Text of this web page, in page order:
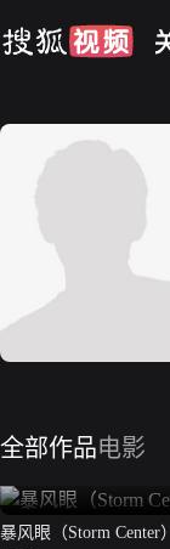
全部作品电影
暴风眼（Storm Center）